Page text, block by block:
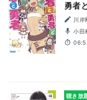
勇者
川岸
小田柿悠太, 西山宏太朗, 上田麗奈, 若井友希, 駒田航, 伏
見はる香
聴き放